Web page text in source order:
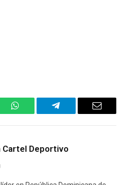
WhatsAppTelegram Email
Cartel Deportivo
Instagram